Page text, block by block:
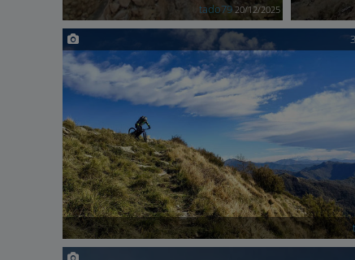
tado79 20/12/2025